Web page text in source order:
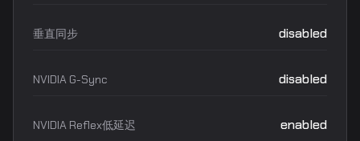
垂直同步 disabled
NVIDIA G-Sync disabled
NVIDIA Reflex低延迟 enabled